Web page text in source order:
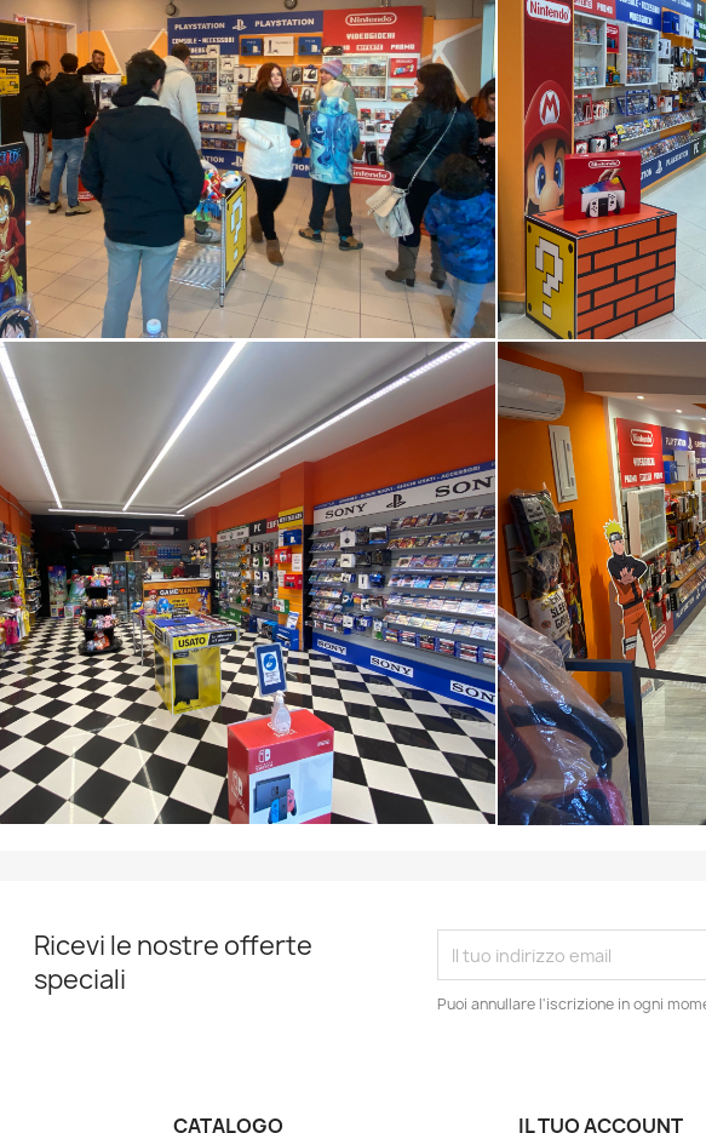
Ricevi le nostre offerte
speciali
Puoi annullare l'iscrizione in ogni
CATALOGO IL TUO ACCOUNT